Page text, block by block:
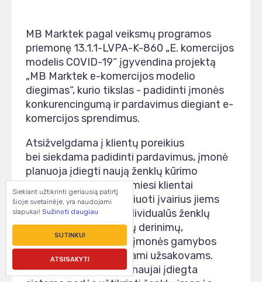
MB Marktek pagal veiksmų programos
priemonę 13.1.1-LVPA-K-860 „E. komercijos
modelis COVID-19“ įgyvendina projektą
„MB Marktek e-komercijos modelio
diegimas“, kurio tikslas - padidinti įmonės
konkurencingumą ir pardavimus diegiant e-
komercijos sprendimus.
Atsižvelgdama į klientų poreikius
bei siekdama padidinti pardavimus, įmonė
planuoja įdiegti naują ženklų kūrimo
įrankį, kuriuo naudodamiesi klientai
galės patys susimodeliuoti įvairius jiems
reikalingus ženklus. Individualūs ženklų
maketai, be papildomų derinimų,
automatiškai pateks į įmonės gamybos
procesą ir bus išsiunčiami užsakovams.
Įgyvendinus projektą, naujai įdiegta
Siekiant užtikrinti geriausią patirtį
šioje svetainėje, yra naudojami
slapukai! Sužinoti daugiau
SUTINKU!
ATSISAKYTI